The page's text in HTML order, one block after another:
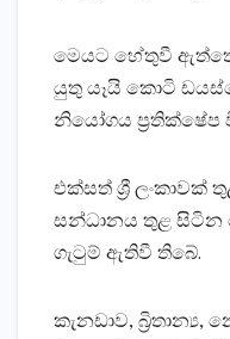
මෙයට හේතුවී ඇත්තේ
යුතු යෑයි කොටි
නියෝගය ප්‍රතික්‌ෂේප
එක්‌සත් ශ්‍රී ලංකාවක්‌
සන්ධානය තුළ සිටින
ගැටුම් ඇතිවී තිබේ.
කැනඩාව, බ්‍රිතාන්‍ය,